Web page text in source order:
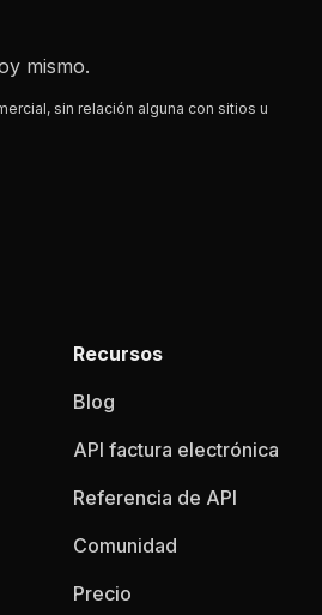
mismo.
sin relación alguna con sitios u
Recursos
Blog
API factura electrónica
Referencia de API
Comunidad
Precio